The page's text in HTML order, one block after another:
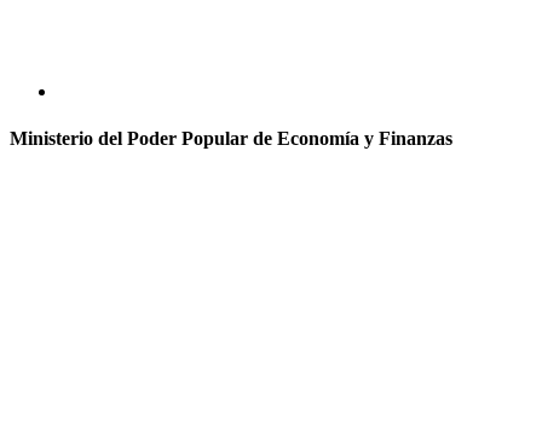
Ministerio del Poder Popular de Economía y Finanzas